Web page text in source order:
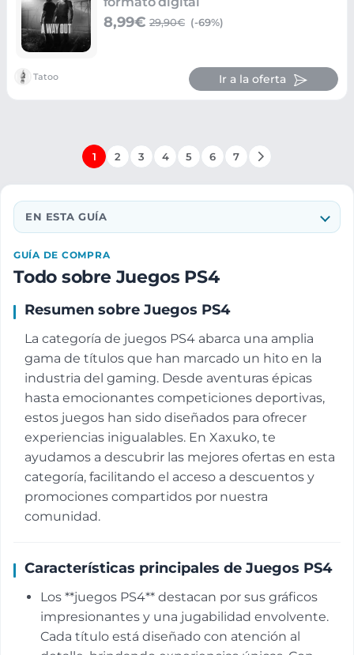
8,99€ 29,90€ (-69%)
Tatoo Ir a la oferta
1 2 3 4 5 6 7
EN ESTA GUÍA
GUÍA DE COMPRA
Todo sobre Juegos PS4
Resumen sobre Juegos PS4
La categoría de juegos PS4 abarca una amplia
gama de títulos que han marcado un hito en la
industria del gaming. Desde aventuras épicas
hasta emocionantes competiciones deportivas,
estos juegos han sido diseñados para ofrecer
experiencias inigualables. En Xaxuko, te
ayudamos a descubrir las mejores ofertas en esta
categoría, facilitando el acceso a descuentos y
promociones compartidos por nuestra
comunidad.
Características principales de Juegos PS4
Los **juegos PS4** destacan por sus gráficos
impresionantes y una jugabilidad envolvente.
Cada título está diseñado con atención al